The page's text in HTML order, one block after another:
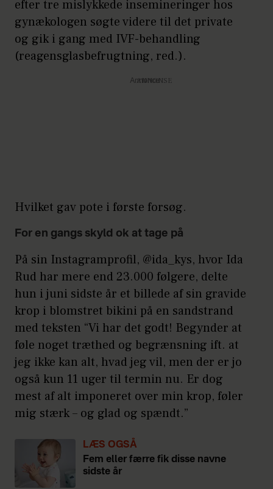
efter tre mislykkede insemineringer hos
gynækologen søgte videre til det private
og gik i gang med IVF-behandling
(reagensglasbefrugtning, red.).
Annonce
Hvilket gav pote i første forsøg.
For en gangs skyld ok at tage på
På sin Instagramprofil, @ida_kys, hvor Ida
Rud har mere end 23.000 følgere, delte
hun i juni sidste år et billede af sin gravide
krop i blomstret bikini på en sandstrand
med teksten “Vi har det godt! Begynder at
føle noget træthed og begrænsning ift. at
jeg ikke kan alt, hvad jeg vil, men der er jo
også kun 11 uger til termin nu. Er dog
mest af alt imponeret over min krop, føler
mig stærk – og glad og spændt.”
LÆS OGSÅ
Fem eller færre fik disse navne
sidste år